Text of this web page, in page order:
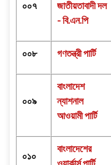
০০৭
জাতীয়তাবাদী দল
- বি.এন.পি
০০৮ গণতন্ত্রী পার্টি
০০৯
বাংলাদেশ
ন্যাশনাল
আওয়ামী পার্টি
০১০
বাংলাদেশের